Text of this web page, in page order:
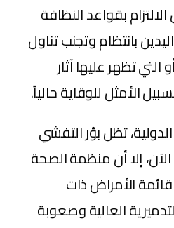
بقواعد النظافة
بانتظام وتجنب تناول
تظهر عليها آثار
الأمثل للوقاية حالياً.
تظل بؤر التفشي
إلا أن منظمة الصحة
الأمراض ذات
العالية وصعوبة